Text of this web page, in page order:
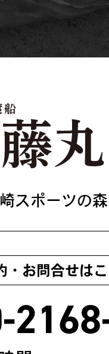
スポーツの
・お問合せは